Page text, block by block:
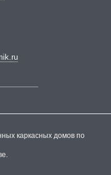
каркасных домов по